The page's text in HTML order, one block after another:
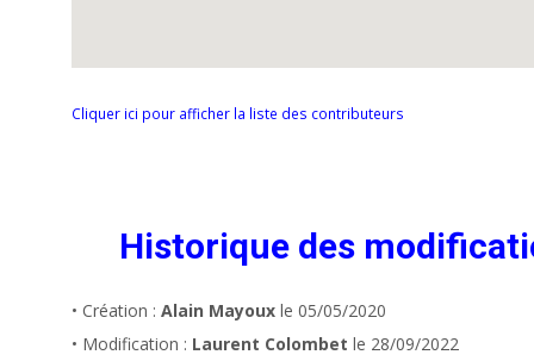
Cliquer ici pour afficher la liste des contributeurs
Historique des
• Création : Alain Mayoux le 05/05/2020
• Modification : Laurent Colombet le 28/09/2022